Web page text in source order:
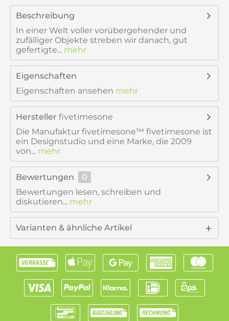
Beschreibung
In einer Welt voller vorübergehender und
zufälliger Objekte streben wir danach, gut
gefertigte... mehr
Eigenschaften
Eigenschaften ansehen mehr
Hersteller fivetimesone
Die Manufaktur fivetimesone™ fivetimesone ist
ein Designstudio und eine Marke, die 2009
von... mehr
Bewertungen
0
Bewertungen lesen, schreiben und
diskutieren... mehr
Varianten & ähnliche Artikel